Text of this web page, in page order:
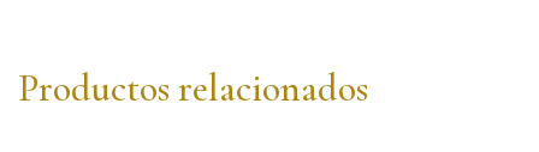
Productos relacionados